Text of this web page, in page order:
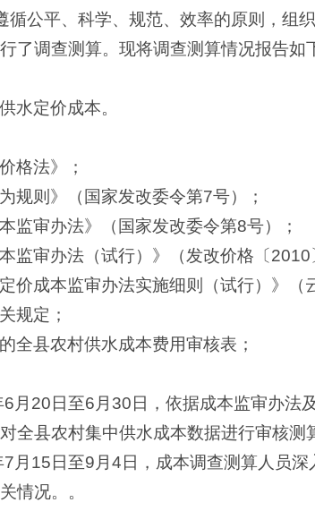
循公平、科学、规范、效率的原则，组
了调查测算。现将调查测算情况报告如
水定价成本。
格法》；
规则》（国家发改委令第7号）；
监审办法》（国家发改委令第8号）；
监审办法（试行）》（发改价格〔2010
价成本监审办法实施细则（试行）》（
规定；
全县农村供水成本费用审核表；
6月20日至6月30日，依据成本监审办法
全县农村集中供水成本数据进行审核测
7月15日至9月4日，成本调查测算人员
情况。。